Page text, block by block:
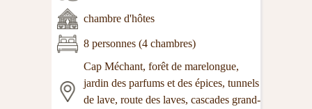
chambre d'hôtes
8 personnes (4 chambres)
Cap Méchant, forêt de marelongue,
jardin des parfums et des épices, tunnels
de lave, route des laves, cascades grand-